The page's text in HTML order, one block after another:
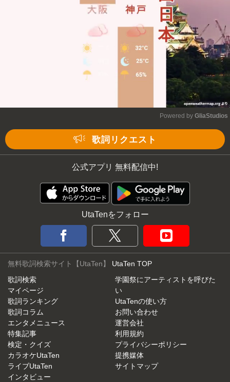
Powered by GliaStudios
歌詞リクエスト
公式アプリ 無料配信中!
UtaTenをフォロー
無料歌詞検索サイト【UtaTen】 UtaTen TOP
歌詞検索
マイページ
歌詞ランキング
歌詞コラム
エンタメニュース
特集記事
検定・クイズ
カラオケUtaTen
ライブUtaTen
インタビュー
学園祭にアーティストを呼びた
い
UtaTenの使い方
お問い合わせ
運営会社
利用規約
プライバシーポリシー
提携媒体
サイトマップ